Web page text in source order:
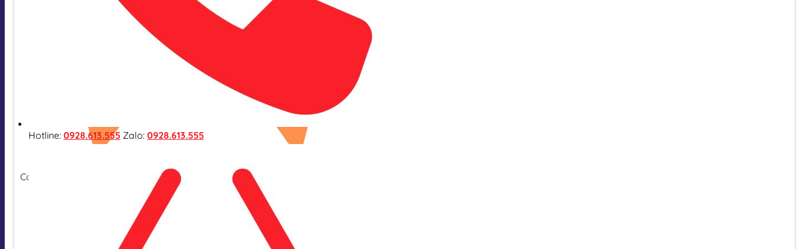
Hotline: 0928.613.555 Zalo: 0928.613.555
Cam kết hàng nhập khẩu chính hãng